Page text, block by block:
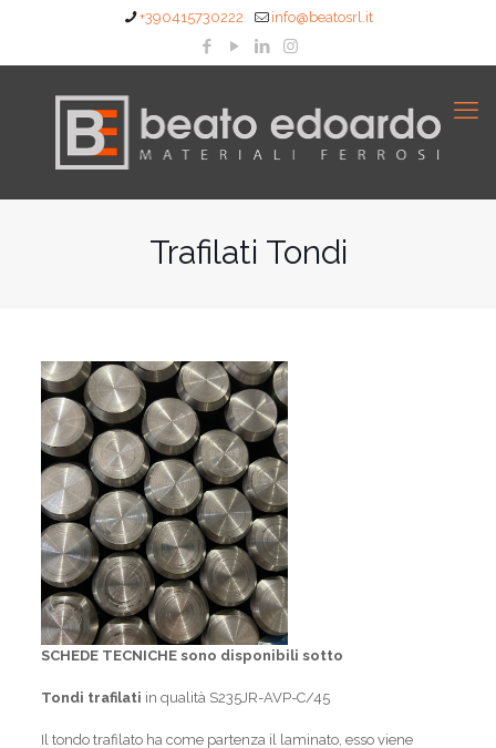
+390415730222 info@beatosrl.it
Trafilati Tondi
SCHEDE TECNICHE sono disponibili sotto
Tondi trafilati in qualità S235JR-AVP-C/45
Il tondo trafilato ha come partenza il laminato, esso viene